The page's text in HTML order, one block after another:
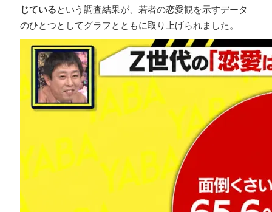
じているという調査結果が、若者の恋愛観を示すデータ
のひとつとしてグラフとともに取り上げられました。